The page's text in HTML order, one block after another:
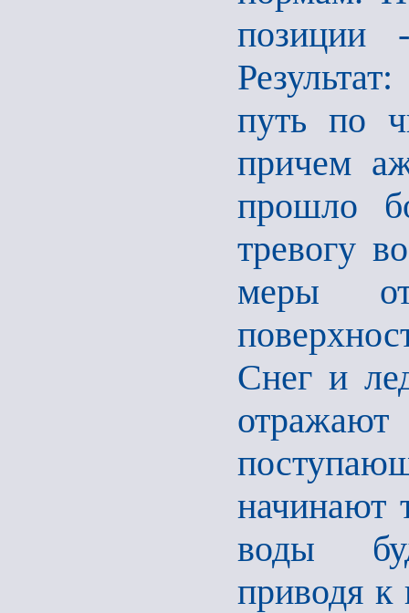
путь по
причем
прошло
тревогу
меры
Снег и
начинают
воды
приводя к